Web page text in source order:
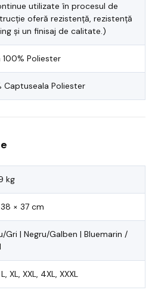
utilizate în procesul de
oferă rezistență, rezistență
și un finisaj de calitate.)
100% Poliester
Captuseala Poliester
kg
× 37 cm
Gri | Negru/Galben | Bluemarin /
XL, XXL, 4XL, XXXL